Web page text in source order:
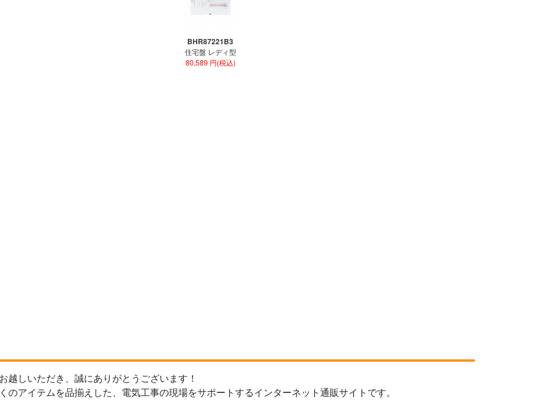
BHR87221B3
住宅盤 レディ型
80,589 円(税込)
しいただき、誠にありがとうございます！
のアイテムを品揃えした、電気工事の現場をサポートするインターネット通販サイトです。